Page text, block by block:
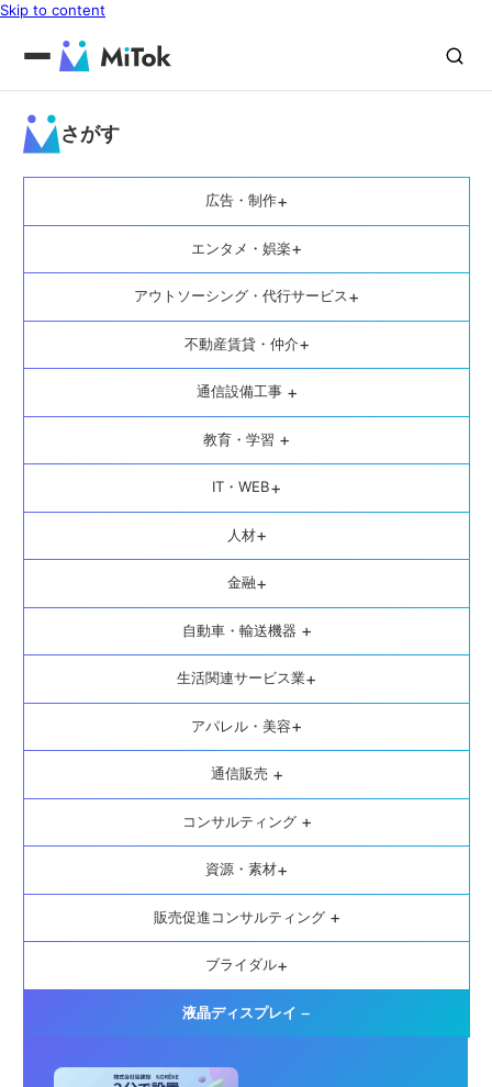
Skip to content
さがす
広告・制作+
エンタメ・娯楽+
アウトソーシング・代行サービス+
不動産賃貸・仲介+
通信設備工事 +
教育・学習 +
IT・WEB+
人材+
金融+
自動車・輸送機器 +
生活関連サービス業+
アパレル・美容+
通信販売 +
コンサルティング +
資源・素材+
販売促進コンサルティング +
ブライダル+
液晶ディスプレイ −